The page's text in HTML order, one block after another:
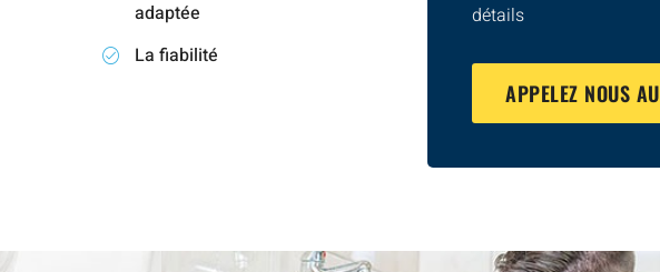
adaptée
La fiabilité
détails
APPELEZ NOUS AU